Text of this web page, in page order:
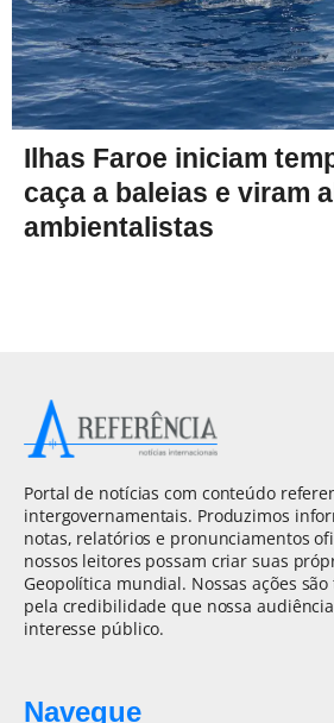
Ilhas Faroe iniciam
caça a baleias e viram
ambientalistas
Portal de notícias com conteúdo
intergovernamentais. Produzimos
notas, relatórios e pronunciamentos
nossos leitores possam criar suas
Geopolítica mundial. Nossas ações
pela credibilidade que nossa
interesse público.
Navegue